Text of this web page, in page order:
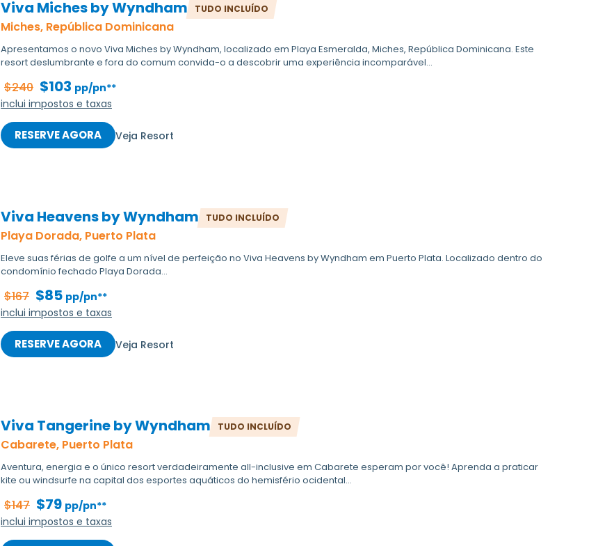
Viva Miches by Wyndham
Miches, República Dominicana
TUDO INCLUÍDO
Apresentamos o novo Viva Miches by Wyndham, localizado em Playa Esmeralda, Miches, República Dominicana. Este
resort deslumbrante e fora do comum convida-o a descobrir uma experiência incomparável...
$240 $103 pp/pn**
inclui impostos e taxas
RESERVE AGORA Veja Resort
Viva Heavens by Wyndham
Playa Dorada, Puerto Plata
TUDO INCLUÍDO
Eleve suas férias de golfe a um nível de perfeição no Viva Heavens by Wyndham em Puerto Plata. Localizado dentro do
condomínio fechado Playa Dorada...
$167 $85 pp/pn**
inclui impostos e taxas
RESERVE AGORA Veja Resort
Viva Tangerine by Wyndham
Cabarete, Puerto Plata
TUDO INCLUÍDO
Aventura, energia e o único resort verdadeiramente all-inclusive em Cabarete esperam por você! Aprenda a praticar
kite ou windsurfe na capital dos esportes aquáticos do hemisfério ocidental...
$147 $79 pp/pn**
inclui impostos e taxas